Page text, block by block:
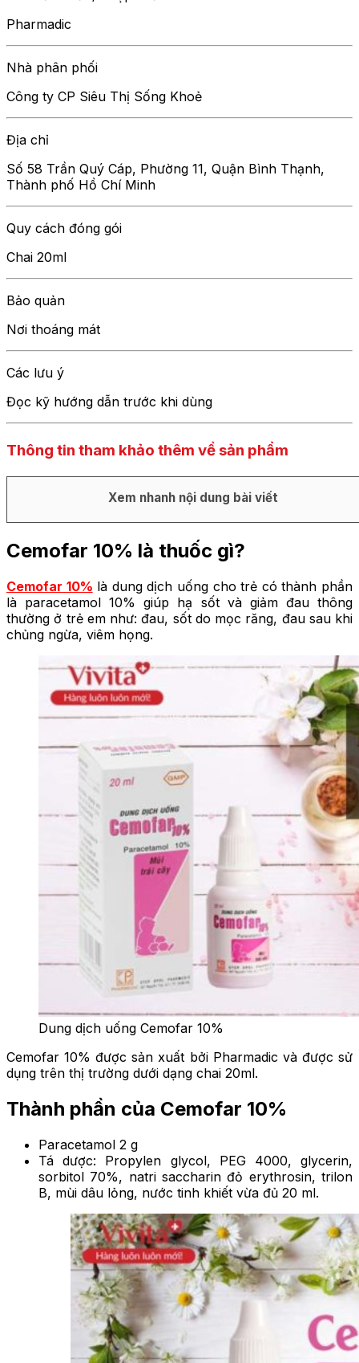
Pharmadic
Nhà phân phối
Công ty CP Siêu Thị Sống Khoẻ
Địa chỉ
Số 58 Trần Quý Cáp, Phường 11, Quận Bình Thạnh,
Thành phố Hồ Chí Minh
Quy cách đóng gói
Chai 20ml
Bảo quản
Nơi thoáng mát
Các lưu ý
Đọc kỹ hướng dẫn trước khi dùng
Thông tin tham khảo thêm về sản phẩm
Xem nhanh nội dung bài viết
Cemofar 10% là thuốc gì?
Cemofar 10% là dung dịch uống cho trẻ có thành phần
là paracetamol 10% giúp hạ sốt và giảm đau thông
thường ở trẻ em như: đau, sốt do mọc răng, đau sau khi
chủng ngừa, viêm họng.
Dung dịch uống Cemofar 10%
Cemofar 10% được sản xuất bởi Pharmadic và được sử
dụng trên thị trường dưới dạng chai 20ml.
Thành phần của Cemofar 10%
Paracetamol 2 g
Tá dược: Propylen glycol, PEG 4000, glycerin,
sorbitol 70%, natri saccharin đỏ erythrosin, trilon
B, mùi dâu lỏng, nước tinh khiết vừa đủ 20 ml.